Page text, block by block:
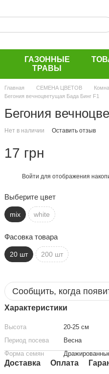
ГАЗОННЫЕ
ТРАВЫ
Главная СЕМЕНА ЦВЕТОВ
Бегония вечноцветущая Бада Бинг F1
Бегония
Нет в наличии Оставить отзыв
17 грн
Войти для отображения
Выберите цвет
mix white
Фасовка товара
20 шт 200 шт
Сообщить, когда
Характеристики
Высота
20-25 см
Период посева
Весна
Форма семян
Доставка Оплата